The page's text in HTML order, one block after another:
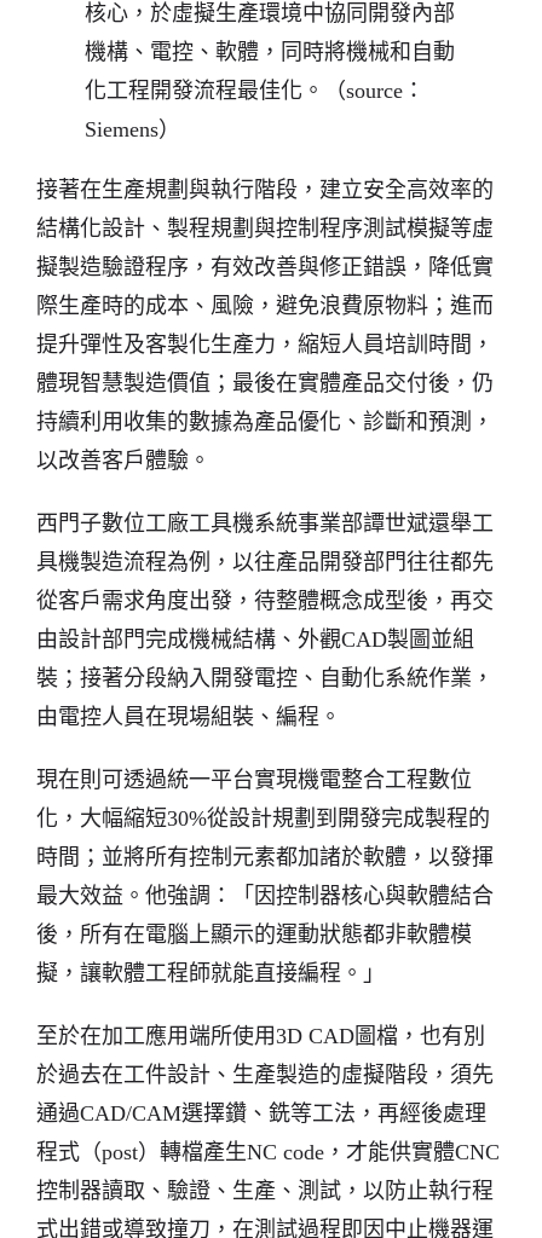
核心，於虛擬生產環境中協同開發內部
機構、電控、軟體，同時將機械和自動
化工程開發流程最佳化。（source：
Siemens）
接著在生產規劃與執行階段，建立安全高效率的
結構化設計、製程規劃與控制程序測試模擬等虛
擬製造驗證程序，有效改善與修正錯誤，降低實
際生產時的成本、風險，避免浪費原物料；進而
提升彈性及客製化生產力，縮短人員培訓時間，
體現智慧製造價值；最後在實體產品交付後，仍
持續利用收集的數據為產品優化、診斷和預測，
以改善客戶體驗。
西門子數位工廠工具機系統事業部譚世斌還舉工
具機製造流程為例，以往產品開發部門往往都先
從客戶需求角度出發，待整體概念成型後，再交
由設計部門完成機械結構、外觀CAD製圖並組
裝；接著分段納入開發電控、自動化系統作業，
由電控人員在現場組裝、編程。
現在則可透過統一平台實現機電整合工程數位
化，大幅縮短30%從設計規劃到開發完成製程的
時間；並將所有控制元素都加諸於軟體，以發揮
最大效益。他強調：「因控制器核心與軟體結合
後，所有在電腦上顯示的運動狀態都非軟體模
擬，讓軟體工程師就能直接編程。」
至於在加工應用端所使用3D CAD圖檔，也有別
於過去在工件設計、生產製造的虛擬階段，須先
通過CAD/CAM選擇鑽、銑等工法，再經後處理
程式（post）轉檔產生NC code，才能供實體CNC
控制器讀取、驗證、生產、測試，以防止執行程
式出錯或導致撞刀，在測試過程即因中止機器運